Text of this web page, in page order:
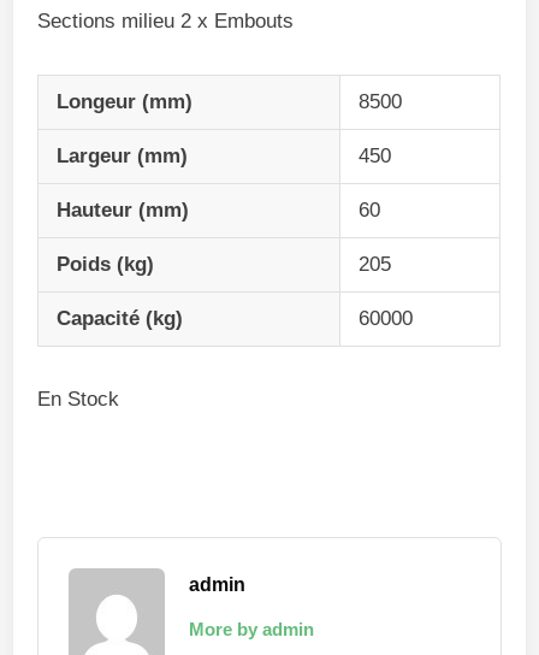
Sections milieu 2 x Embouts
Longeur (mm) 8500
Largeur (mm) 450
Hauteur (mm) 60
Poids (kg) 205
Capacité (kg) 60000
En Stock
admin
More by admin